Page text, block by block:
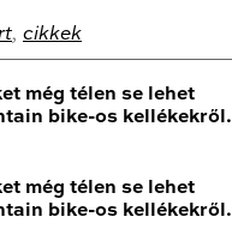
, cikkek
még télen se lehet
bike-os kellékekről.
még télen se lehet
bike-os kellékekről.